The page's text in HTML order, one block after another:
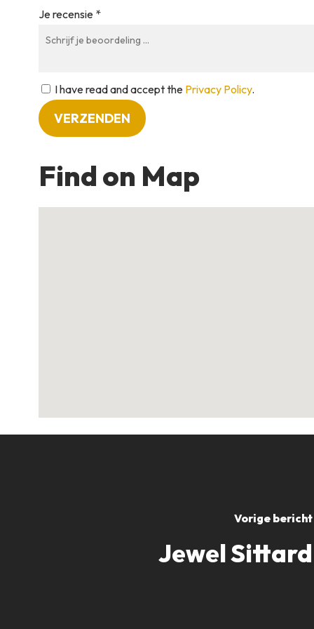
Je recensie *
I have read and accept the Privacy Policy.
Find on Map
Vorige bericht
Jewel Sittard